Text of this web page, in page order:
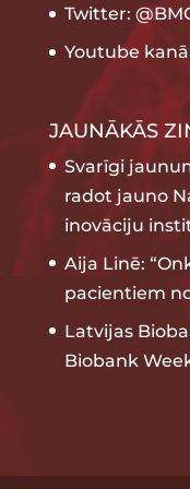
Twitter:
Youtube
JAUNĀKĀS
Svarīgi
radot jauno
inovāciju
Aija Linē:
pacientiem
Latvijas
Biobank